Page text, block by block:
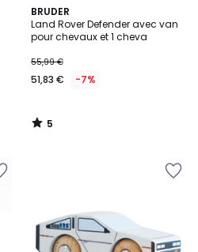
BRUDER
Land Rover Defender avec van
pour chevaux et 1 cheva
55,99 €
51,83 € -7%
5
/
5
5
/